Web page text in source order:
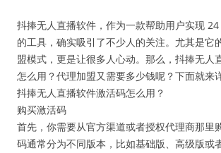
抖捧无人直播软件，作为一款帮助用户实现
的工具，确实吸引了不少人的关注。尤其是它
盟模式，更是让很多人心动。那么，抖捧无人
怎么用？代理加盟又需要多少钱呢？下面就来
抖捧无人直播软件激活码怎么用？
购买激活码
首先，你需要从官方渠道或者授权代理商那里
码通常分为不同版本，比如基础版、高级版或